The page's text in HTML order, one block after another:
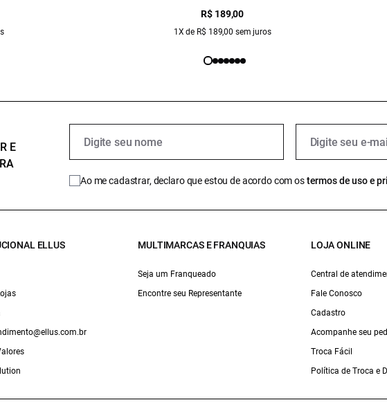
R$ 189,00
1X de R$ 189,00 sem juros
E
Ao me cadastrar, declaro que estou de acordo com ostermos de uso e
ELLUS MULTIMARCAS E FRANQUIAS
Seja um Franqueado
Encontre seu Representante
LOJA ONLINE
Central de
Fale Conosco
Cadastro
Acompanhe seu
Troca Fácil
Política de Troca e